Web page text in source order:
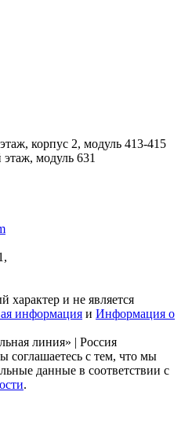
корпус 2, модуль 413-415
модуль 631
и не является
информация и Информация о
линия» | Россия
соглашаетесь с тем, что мы
данные в соответствии с
.